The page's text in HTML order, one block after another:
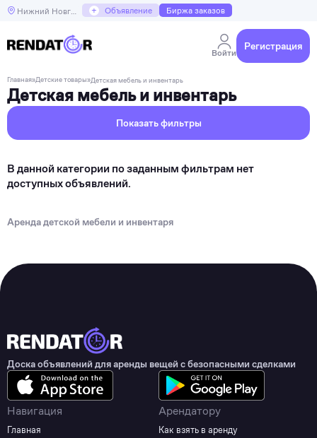
Нижний Новгород + Объявление Биржа заказов
Войти
Регистрация
Главная»Детские товары»Детская мебель и инвентарь
Детская мебель и инвентарь
Показать фильтры
В данной категории по заданным фильтрам нет
доступных объявлений.
Аренда детской мебели и инвентаря
Доска объявлений для аренды вещей с безопасными сделками
Навигация
Главная
Арендатору
Как взять в аренду